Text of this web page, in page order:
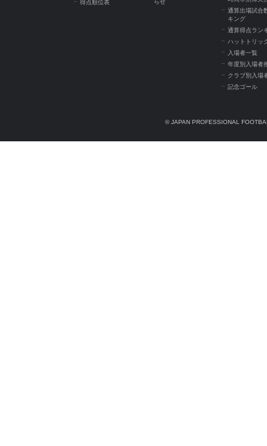
得点順位表 らせ
通算出場試合
キング
通算得点ラン
ハットトリッ
入場者一覧
年度別入場者
クラブ別入場
記念ゴール
© JAPAN PROFESSIONAL